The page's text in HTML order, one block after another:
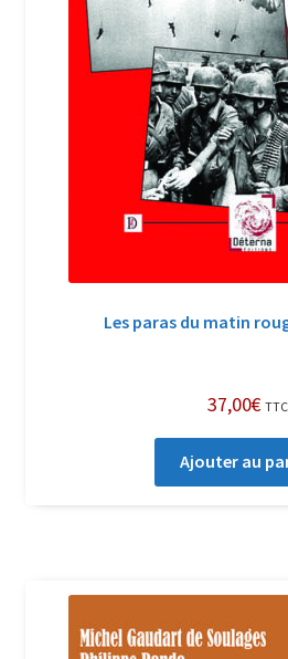
Les paras du matin
37,00€ TTC
Ajouter au